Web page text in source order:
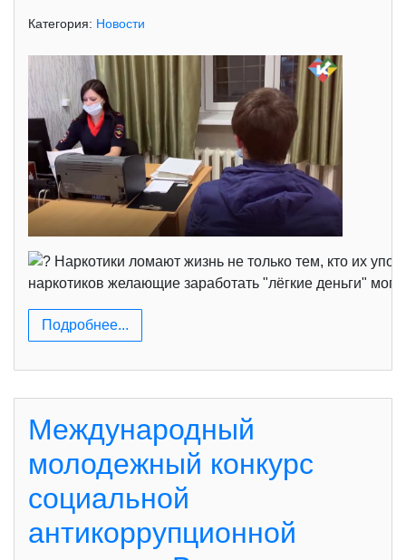
Категория: Новости
Наркотики ломают жизнь не только тем, кто их
наркотиков желающие заработать "лёгкие деньги"
Подробнее...
Международный
молодежный конкурс
социальной
антикоррупционной